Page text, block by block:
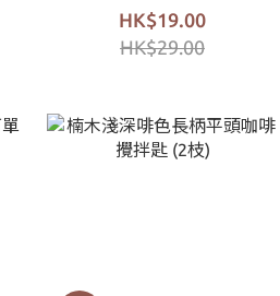
HK$19.00
HK$29.00